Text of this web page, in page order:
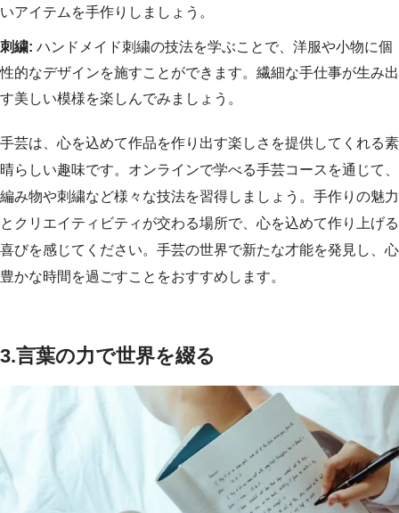
いアイテムを手作りしましょう。
刺繍: ハンドメイド刺繍の技法を学ぶことで、洋服や小物に個
性的なデザインを施すことができます。繊細な手仕事が生み出
す美しい模様を楽しんでみましょう。
手芸は、心を込めて作品を作り出す楽しさを提供してくれる素
晴らしい趣味です。オンラインで学べる手芸コースを通じて、
編み物や刺繍など様々な技法を習得しましょう。手作りの魅力
とクリエイティビティが交わる場所で、心を込めて作り上げる
喜びを感じてください。手芸の世界で新たな才能を発見し、心
豊かな時間を過ごすことをおすすめします。
3.言葉の力で世界を綴る